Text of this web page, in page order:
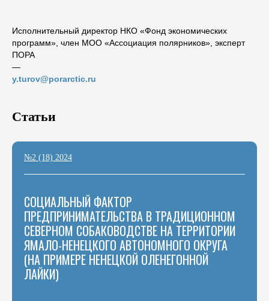
Исполнительный директор НКО «Фонд экономических
программ», член МОО «Ассоциация полярников», эксперт
ПОРА
―
y.turov@porarctic.ru
Статьи
№2 (18) 2024
СОЦИАЛЬНЫЙ ФАКТОР
ПРЕДПРИНИМАТЕЛЬСТВА В ТРАДИЦИОННОМ
СЕВЕРНОМ СОБАКОВОДСТВЕ НА ТЕРРИТОРИИ
ЯМАЛО-НЕНЕЦКОГО АВТОНОМНОГО ОКРУГА
(НА ПРИМЕРЕ НЕНЕЦКОЙ ОЛЕНЕГОННОЙ
ЛАЙКИ)